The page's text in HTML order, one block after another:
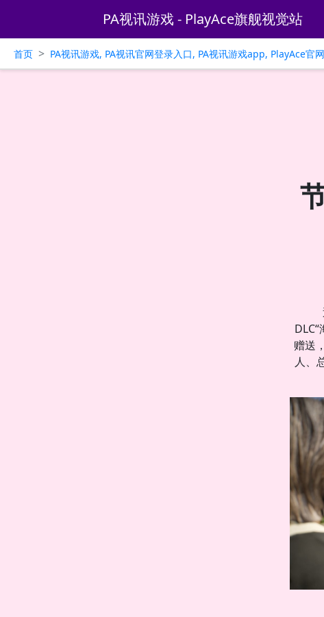
PA视讯游戏 - PlayAce旗舰视觉站
首页 > PA视讯游戏, PA视讯官网登录入口, PA视讯游戏app, PlayAce官
赠送
人、